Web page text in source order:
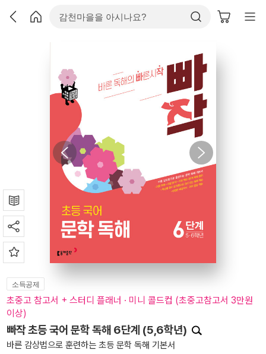
소득공제
초중고 참고서 + 스터디 플래너 · 미니 콜드컵 (초중고참고서 3만원
이상)
빠작 초등 국어 문학 독해 6단계 (5,6학년)
바른 감상법으로 훈련하는 초등 문학 독해 기본서